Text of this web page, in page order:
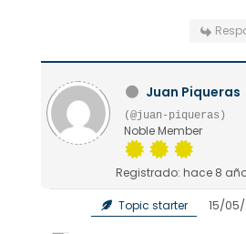
Juan Piqueras
(@juan-piqueras)
Noble Member
Registrado: hace 8
Topic starter 15/